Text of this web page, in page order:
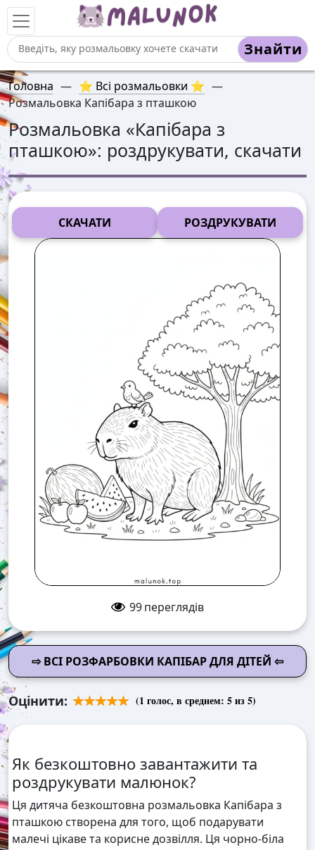
Знайти
Головна — ⭐ Всі розмальовки ⭐ —
Розмальовка Капібара з пташкою
Розмальовка «Капібара з
пташкою»: роздрукувати, скачати
СКАЧАТИ РОЗДРУКУВАТИ
99переглядів
⇨ ВСІ РОЗФАРБОВКИ КАПІБАР ДЛЯ ДІТЕЙ ⇦
Оцінити: (1 голос, в среднем: 5из 5)
Як безкоштовно завантажити та
роздрукувати малюнок?
Ця дитяча безкоштовна розмальовка Капібара з
пташкою створена для того, щоб подарувати
малечі цікаве та корисне дозвілля. Ця чорно-біла